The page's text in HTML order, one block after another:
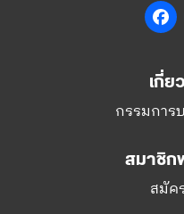
เกี่ย
กรรมการ
สมาชิก
สมัค